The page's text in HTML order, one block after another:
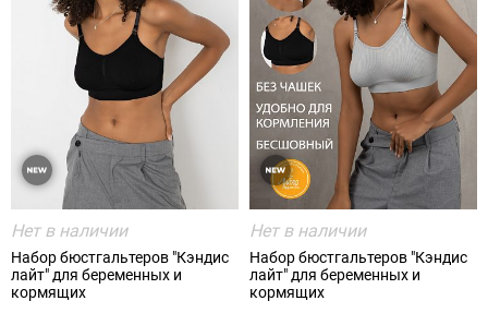
Нет в наличии
Набор бюстгальтеров "Кэндис
лайт" для беременных и
кормящих
Нет в наличии
Набор бюстгальтеров "Кэндис
лайт" для беременных и
кормящих